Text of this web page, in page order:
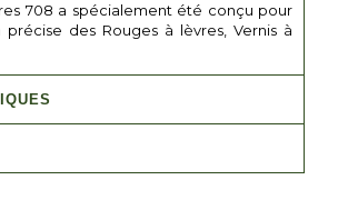
708 a spécialement été conçu pour
précise des Rouges à lèvres, Vernis à